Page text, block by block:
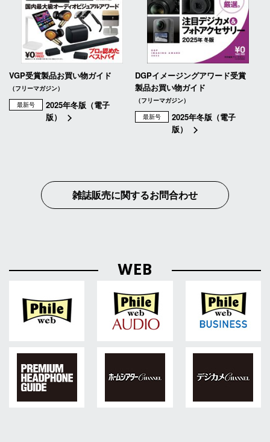
VGP受賞製品お買い物ガイド
（フリーマガジン）
最新号
2025年冬版（電子
版）
DGPイメージングアワード受賞
製品お買い物ガイド
（フリーマガジン）
最新号
2025年冬版（電子
版）
雑誌販売に関するお問合わせ
WEB